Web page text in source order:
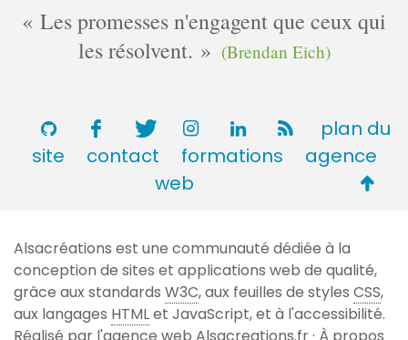
Les promesses n'engagent que ceux qui
les résolvent.
(Brendan Eich)
plan du
site
contact formations
agence
web
de
page
Alsacréations est une communauté dédiée à la
conception de sites et applications web de qualité,
grâce aux standards W3C, aux feuilles de styles CSS,
aux langages HTMLet JavaScript, et à l'accessibilité.